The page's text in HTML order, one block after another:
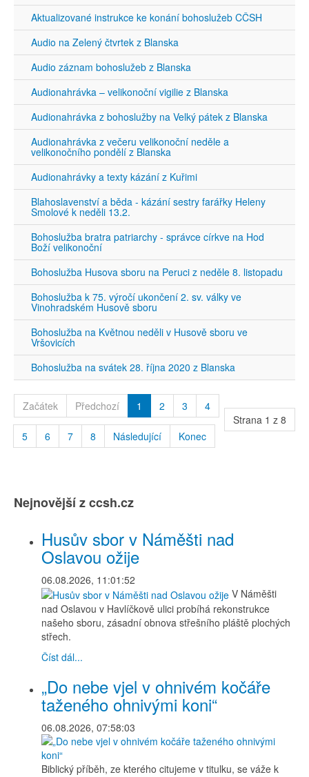
Aktualizované instrukce ke konání bohoslužeb CČSH
Audio na Zelený čtvrtek z Blanska
Audio záznam bohoslužeb z Blanska
Audionahrávka – velikonoční vigilie z Blanska
Audionahrávka z bohoslužby na Velký pátek z Blanska
Audionahrávka z večeru velikonoční neděle a
velikonočního pondělí z Blanska
Audionahrávky a texty kázání z Kuřimi
Blahoslavenství a běda - kázání sestry farářky Heleny
Smolové k neděli 13.2.
Bohoslužba bratra patriarchy - správce církve na Hod
Boží velikonoční
Bohoslužba Husova sboru na Peruci z neděle 8. listopadu
Bohoslužba k 75. výročí ukončení 2. sv. války ve
Vinohradském Husově sboru
Bohoslužba na Květnou neděli v Husově sboru ve
Vršovicích
Bohoslužba na svátek 28. října 2020 z Blanska
Strana 1 z 8
Začátek Předchozí 1 2 3 4
5 6 7 8 Následující Konec
Nejnovější z ccsh.cz
Husův sbor v Náměšti nad
Oslavou ožije
06.08.2026, 11:01:52
V Náměšti
nad Oslavou v Havlíčkově ulici probíhá rekonstrukce
našeho sboru, zásadní obnova střešního pláště plochých
střech.
Číst dál...
„Do nebe vjel v ohnivém kočáře
taženého ohnivými koni“
06.08.2026, 07:58:03
Biblický příběh, ze kterého citujeme v titulku, se váže k